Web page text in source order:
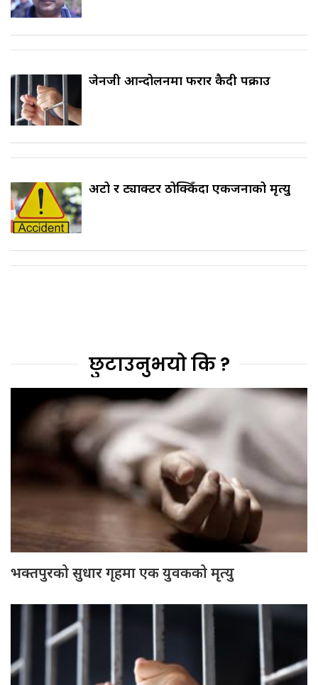
जेनजी आन्दोलनमा फरार कैदी पक्राउ
अटो र ट्याक्टर ठोक्किँदा एकजनाको मृत्यु
छुटाउनुभयो कि ?
भक्तपुरको सुधार गृहमा एक युवकको मृत्यु